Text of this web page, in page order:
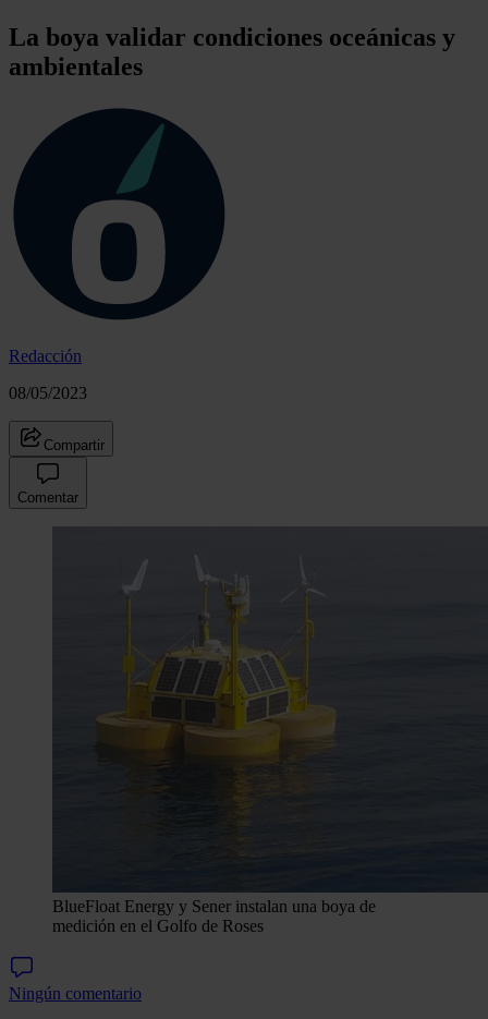
La boya validar condiciones oceánicas y
ambientales
Redacción
08/05/2023
Compartir
Comentar
BlueFloat Energy y Sener instalan una boya de
medición en el Golfo de Roses
Ningún comentario